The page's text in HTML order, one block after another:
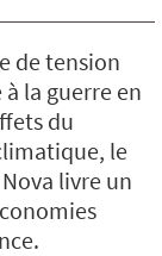
de tension
la guerre en
du
le
livre un